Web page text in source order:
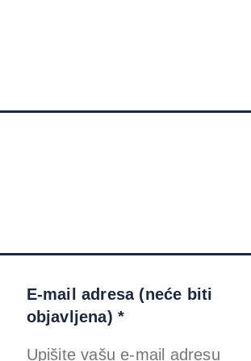
E-mail adresa (neće biti
objavljena) *